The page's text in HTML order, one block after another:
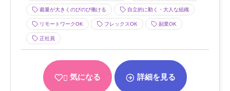
裁量が大きくのびのび働ける 自立的に動く・大人な組織
リモートワークOK フレックスOK 副業OK
正社員
気になる 詳細を見る